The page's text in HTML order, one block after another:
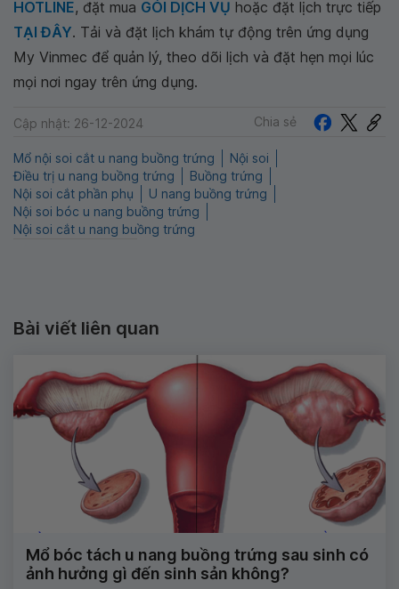
HOTLINE, đặt mua GÓI DỊCH VỤ hoặc đặt lịch trực tiếp
TẠI ĐÂY. Tải và đặt lịch khám tự động trên ứng dụng
My Vinmec để quản lý, theo dõi lịch và đặt hẹn mọi lúc
mọi nơi ngay trên ứng dụng.
Cập nhật: 26-12-2024 Chia sẻ
Mổ nội soi cắt u nang buồng trứng
Nội soi
Điều trị u nang buồng trứng
Buồng trứng
Nội soi cắt phần phụ
U nang buồng trứng
Nội soi bóc u nang buồng trứng
Nội soi cắt u nang buồng trứng
Bài viết liên quan
Mổ bóc tách u nang buồng trứng sau sinh có
ảnh hưởng gì đến sinh sản không?